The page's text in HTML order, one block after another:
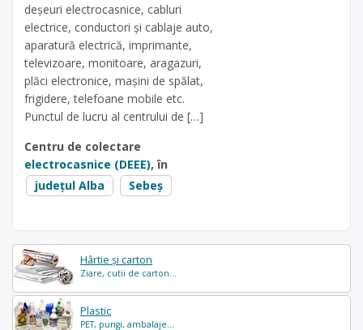
Hârtie și carton
Ziare, cutii de carton...
Plastic
PET, pungi, ambalaje...
deșeuri electrocasnice, cabluri
electrice, conductori și cablaje auto,
aparatură electrică, imprimante,
televizoare, monitoare, aragazuri,
plăci electronice, mașini de spălat,
frigidere, telefoane mobile etc.
Punctul de lucru al centrului de […]
Centru de colectare
electrocasnice (DEEE), în
județul Alba
Sebeș